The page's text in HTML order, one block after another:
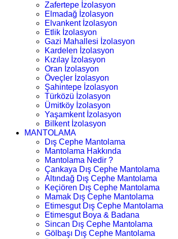
Zafertepe İzolasyon
Elmadağ İzolasyon
Elvankent İzolasyon
Etlik İzolasyon
Gazi Mahallesi İzolasyon
Kardelen İzolasyon
Kızılay İzolasyon
Oran İzolasyon
Öveçler İzolasyon
Şahintepe İzolasyon
Türközü İzolasyon
Ümitköy İzolasyon
Yaşamkent İzolasyon
Bilkent İzolasyon
MANTOLAMA
Dış Cephe Mantolama
Mantolama Hakkında
Mantolama Nedir ?
Çankaya Dış Cephe Mantolama
Altındağ Dış Cephe Mantolama
Keçiören Dış Cephe Mantolama
Mamak Dış Cephe Mantolama
Etimesgut Dış Cephe Mantolama
Etimesgut Boya & Badana
Sincan Dış Cephe Mantolama
Gölbaşı Dış Cephe Mantolama